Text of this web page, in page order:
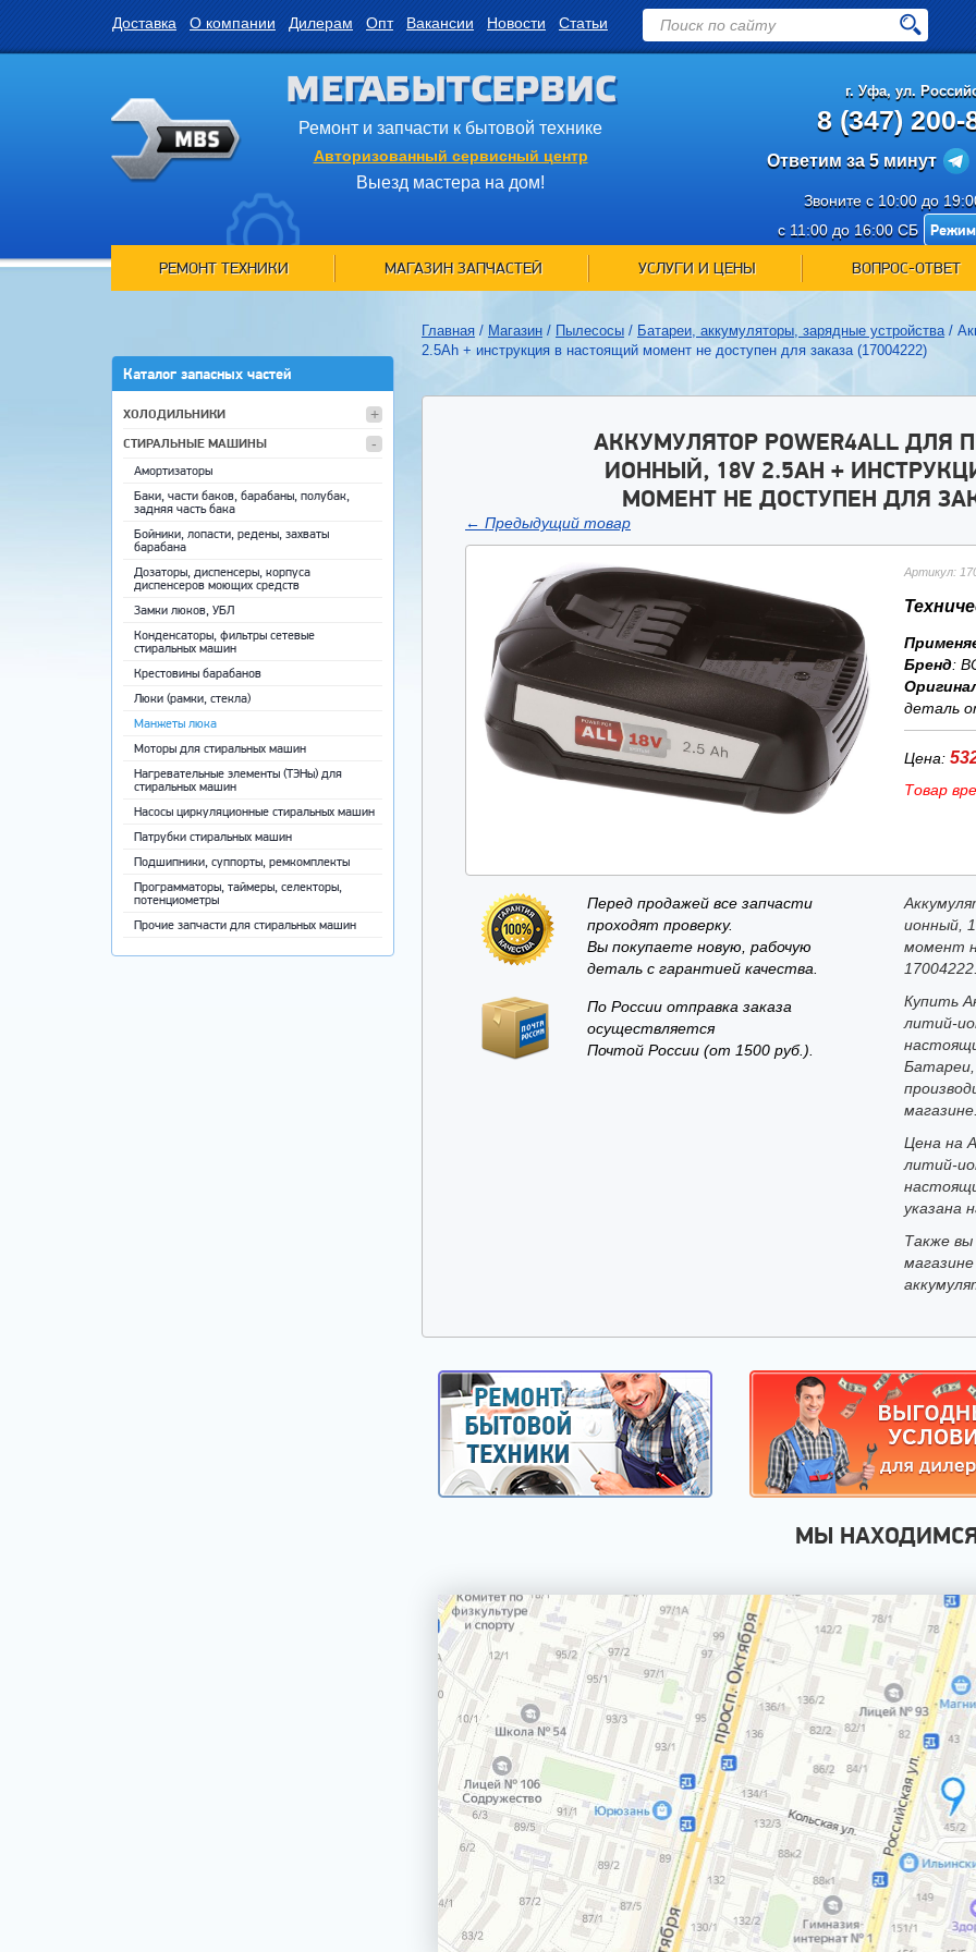
Доставка О компании Дилерам Опт Вакансии Новости Статьи
МЕГАБЫТСЕРВИС
Ремонт и запчасти к бытовой технике
Авторизованный сервисный центр
Выезд мастера на дом!
г. Уфа, ул.
8 (347) 200-
Ответим за 5 минут
Звоните с 10:00 до
с 11:00 до 16:00 СБ
РЕМОНТ ТЕХНИКИ
МАГАЗИН ЗАПЧАСТЕЙ УСЛУГИ И ЦЕНЫ ВОПРОС-ОТВЕТ
Каталог запасных частей
ХОЛОДИЛЬНИКИ
СТИРАЛЬНЫЕ МАШИНЫ
Амортизаторы
Баки, части баков, барабаны, полубак,
задняя часть бака
Бойники, лопасти, редены, захваты
барабана
Дозаторы, диспенсеры, корпуса
диспенсеров моющих средств
Замки люков, УБЛ
Конденсаторы, фильтры сетевые
стиральных машин
Крестовины барабанов
Люки (рамки, стекла)
Манжеты люка
Моторы для стиральных машин
Нагревательные элементы (ТЭНы) для
стиральных машин
Насосы циркуляционные стиральных машин
Патрубки стиральных машин
Подшипники, суппорты, ремкомплекты
Программаторы, таймеры, селекторы,
потенциометры
Прочие запчасти для стиральных машин
Главная / Магазин / Пылесосы / Батареи, аккумуляторы, зарядные устройства/
2.5Ah + инструкция в настоящий момент не доступен для заказа (17004222)
АККУМУЛЯТОР POWER4ALL ДЛЯ
ИОННЫЙ, 18V 2.5AH +
МОМЕНТ НЕ ДОСТУПЕН ДЛЯ
← Предыдущий товар
Артикул:
Бренд:
деталь
Цена:
Товар
Перед продажей все запчасти
проходят проверку.
Вы покупаете новую, рабочую
деталь с гарантией качества.
По России отправка заказа
осуществляется
Почтой России (от 1500 руб.).
ионный,
момент
Купить
литий-
Батареи,
Цена на
литий-
указана
Также
МЫ